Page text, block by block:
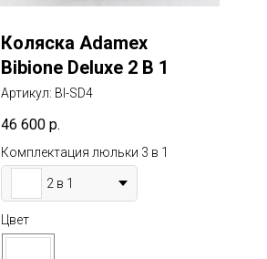
Коляска Adamex
Bibione Deluxe 2 В 1
Артикул: BI-SD4
46 600 р.
Комплектация люльки 3 в 1
2 в 1
Цвет